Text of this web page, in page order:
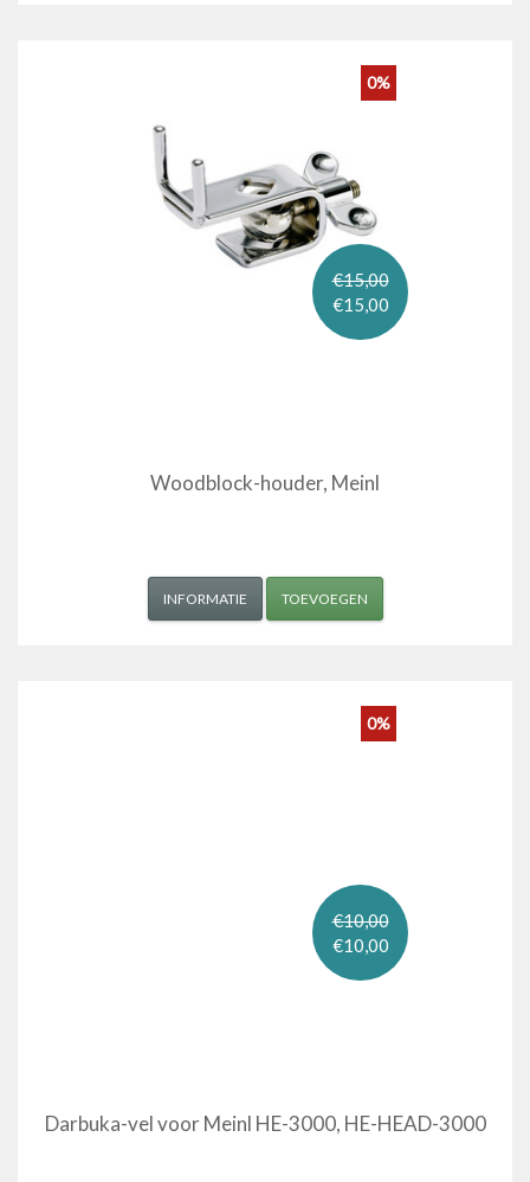
€15,00
€15,00
0%
Woodblock-houder, Meinl
INFORMATIE TOEVOEGEN
€10,00
€10,00
0%
Darbuka-vel voor Meinl HE-3000, HE-HEAD-3000